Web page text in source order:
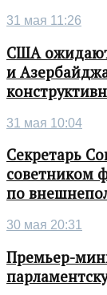
31 мая 11:26
США
и
31 мая 10:04
Секретарь
советником
по
30 мая 20:31
Премьер-